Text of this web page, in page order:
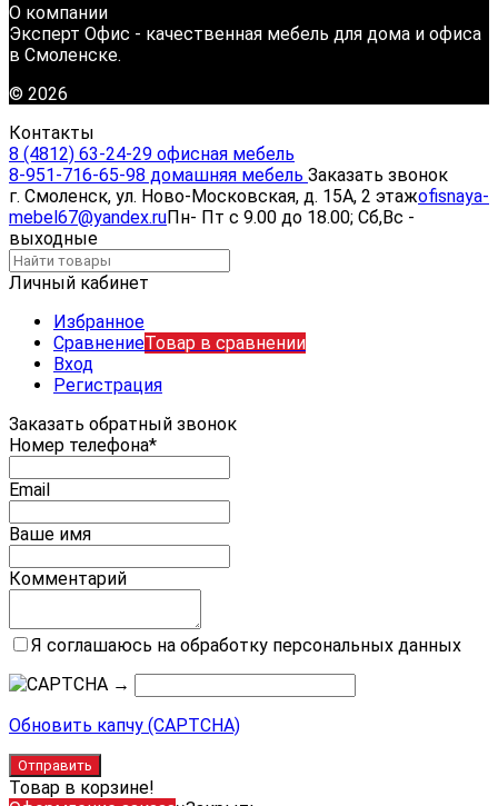
О компании
Эксперт Офис - качественная мебель для дома и офиса
в Смоленске.
© 2026
Контакты
8 (4812) 63-24-29 офисная мебель
8-951-716-65-98 домашняя мебель Заказать звонок
г. Смоленск, ул. Ново-Московская, д. 15А, 2 этажofisnaya-
mebel67@yandex.ruПн- Пт с 9.00 до 18.00; Сб,Вс -
выходные
Личный кабинет
Избранное
СравнениеТовар в сравнении
Вход
Регистрация
Заказать обратный звонок
Номер телефона*
Email
Ваше имя
Комментарий
Я соглашаюсь на обработку персональных данных
→
Обновить капчу (CAPTCHA)
Товар в корзине!